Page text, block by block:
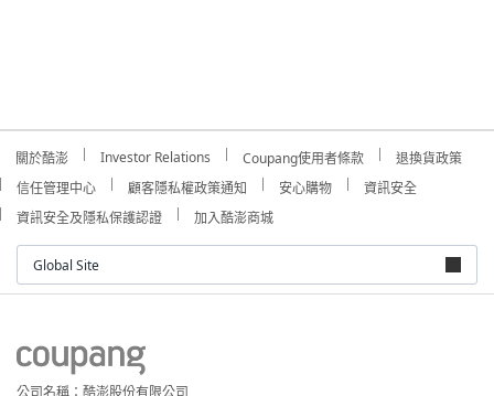
關於酷澎 Investor Relations Coupang使用者條款
退換貨政策
信任管理中心
顧客隱私權政策通知 安心購物
資訊安全
資訊安全及隱私保護認證
加入酷澎商城
Global Site
公司名稱：酷澎股份有限公司